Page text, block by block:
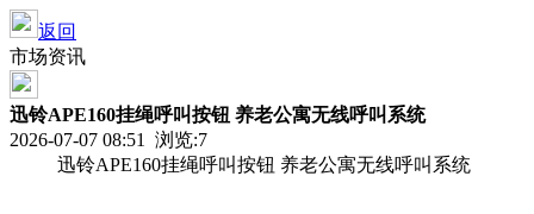
返回
市场资讯
迅铃APE160挂绳呼叫按钮 养老公寓无线呼叫系统
2026-07-07 08:51 浏览:7
迅铃APE160挂绳呼叫按钮 养老公寓无线呼叫系统